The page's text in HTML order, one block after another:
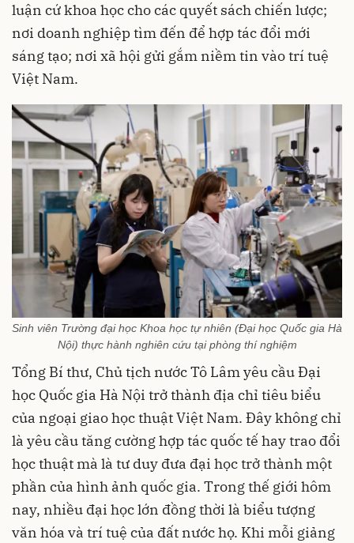
luận cứ khoa học cho các quyết sách chiến lược;
nơi doanh nghiệp tìm đến để hợp tác đổi mới
sáng tạo; nơi xã hội gửi gắm niềm tin vào trí tuệ
Việt Nam.
Sinh viên Trường đại học Khoa học tự nhiên (Đại học Quốc gia Hà
Nội) thực hành nghiên cứu tại phòng thí nghiệm
Tổng Bí thư, Chủ tịch nước Tô Lâm yêu cầu Đại
học Quốc gia Hà Nội trở thành địa chỉ tiêu biểu
của ngoại giao học thuật Việt Nam. Đây không chỉ
là yêu cầu tăng cường hợp tác quốc tế hay trao đổi
học thuật mà là tư duy đưa đại học trở thành một
phần của hình ảnh quốc gia. Trong thế giới hôm
nay, nhiều đại học lớn đồng thời là biểu tượng
văn hóa và trí tuệ của đất nước họ. Khi mỗi giảng